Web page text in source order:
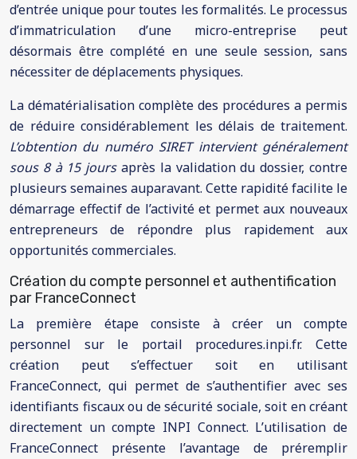
d’entrée unique pour toutes les formalités. Le processus
d’immatriculation d’une micro-entreprise peut
désormais être complété en une seule session, sans
nécessiter de déplacements physiques.
La dématérialisation complète des procédures a permis
de réduire considérablement les délais de traitement.
L’obtention du numéro SIRET intervient généralement
sous 8 à 15 jours après la validation du dossier, contre
plusieurs semaines auparavant. Cette rapidité facilite le
démarrage effectif de l’activité et permet aux nouveaux
entrepreneurs de répondre plus rapidement aux
opportunités commerciales.
Création du compte personnel et authentification
par FranceConnect
La première étape consiste à créer un compte
personnel sur le portail procedures.inpi.fr. Cette
création peut s’effectuer soit en utilisant
FranceConnect, qui permet de s’authentifier avec ses
identifiants fiscaux ou de sécurité sociale, soit en créant
directement un compte INPI Connect. L’utilisation de
FranceConnect présente l’avantage de préremplir